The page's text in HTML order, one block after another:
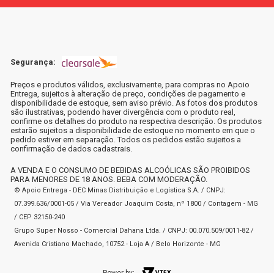
Segurança:
Preços e produtos válidos, exclusivamente, para compras no Apoio
Entrega, sujeitos à alteração de preço, condições de pagamento e
disponibilidade de estoque, sem aviso prévio. As fotos dos produtos
são ilustrativas, podendo haver divergência com o produto real,
confirme os detalhes do produto na respectiva descrição. Os produtos
estarão sujeitos a disponibilidade de estoque no momento em que o
pedido estiver em separação. Todos os pedidos estão sujeitos a
confirmação de dados cadastrais.
A VENDA E O CONSUMO DE BEBIDAS ALCOÓLICAS SÃO PROIBIDOS
PARA MENORES DE 18 ANOS. BEBA COM MODERAÇÃO.
© Apoio Entrega - DEC Minas Distribuição e Logística S.A. / CNPJ:
07.399.636/0001-05 / Via Vereador Joaquim Costa, nº 1800 / Contagem - MG
/ CEP 32150-240
Grupo Super Nosso - Comercial Dahana Ltda. / CNPJ: 00.070.509/0011-82 /
Avenida Cristiano Machado, 10752 - Loja A / Belo Horizonte - MG